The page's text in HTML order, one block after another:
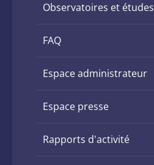
Observatoires et études
FAQ
Espace administrateur
Espace presse
Rapports d'activité